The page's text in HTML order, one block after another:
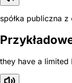
spółka publiczna
they have a limited